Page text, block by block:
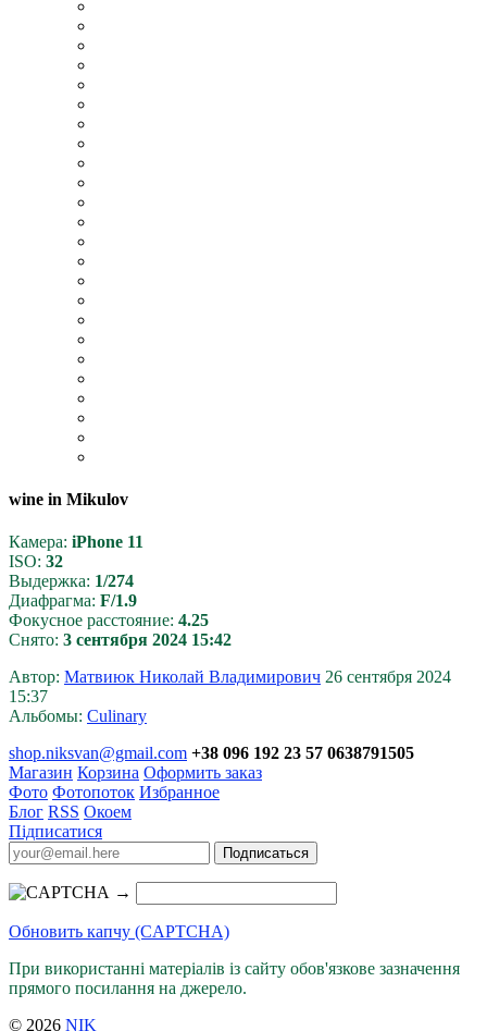
wine in Mikulov
Камера: iPhone 11
ISO: 32
Выдержка: 1/274
Диафрагма: F/1.9
Фокусное расстояние: 4.25
Снято: 3 сентября 2024 15:42
Автор: Матвиюк Николай Владимирович 26 сентября 2024
15:37
Альбомы: Culinary
shop.niksvan@gmail.com +38 096 192 23 57 0638791505
Магазин Корзина Оформить заказ
Фото Фотопоток Избранное
Блог RSS Окоем
Підписатися
→
Обновить капчу (CAPTCHA)
При використанні матеріалів із сайту обов'язкове зазначення
прямого посилання на джерело.
© 2026 NIK